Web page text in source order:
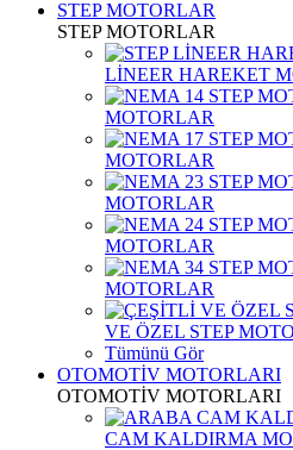
STEP MOTORLAR
STEP MOTORLAR
LİNEER HAREKET
MOTORLAR
MOTORLAR
MOTORLAR
MOTORLAR
MOTORLAR
VE ÖZEL STEP
Tümünü Gör
OTOMOTİV MOTORLARI
OTOMOTİV MOTORLARI
CAM KALDIRMA